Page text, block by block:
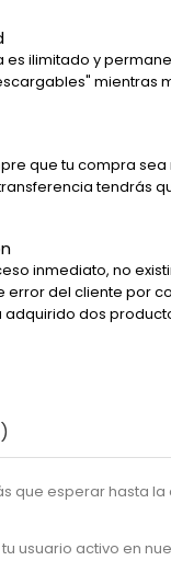
es ilimitado y
mientras
que tu compra
tendrás
inmediato, no
error del cliente por
dos
que esperar hasta
usuario activo en